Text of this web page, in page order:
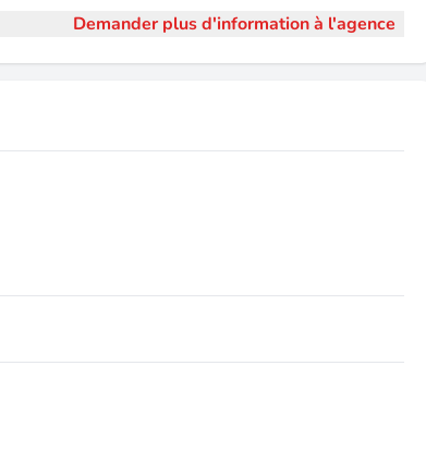
Demander plus d'information à l'agence